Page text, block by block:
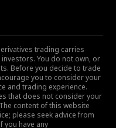
trading carries
You do not own, or
Before you decide to trade
you to consider your
and trading experience.
that does not consider your
content of this website
please seek advice from
you have any